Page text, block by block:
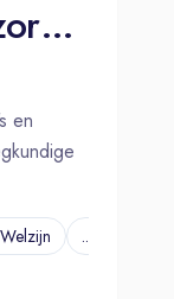
Teamleider Wijkzorg | Den Haag | 32 uur
en
...